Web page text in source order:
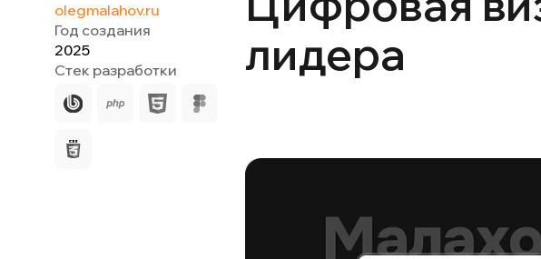
olegmalahov.ru
Год создания
2025
Стек разработки
лидера